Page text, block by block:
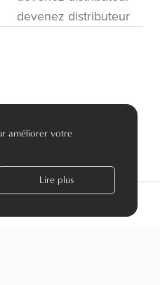
devenez distributeur
16 86
améliorer votre
Lire plus